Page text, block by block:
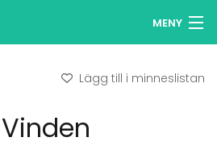
MENY
Logga in
Lägg till i minneslistan